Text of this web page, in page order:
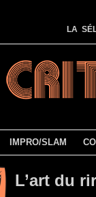
LA
IMPRO/SLAM
L’art du